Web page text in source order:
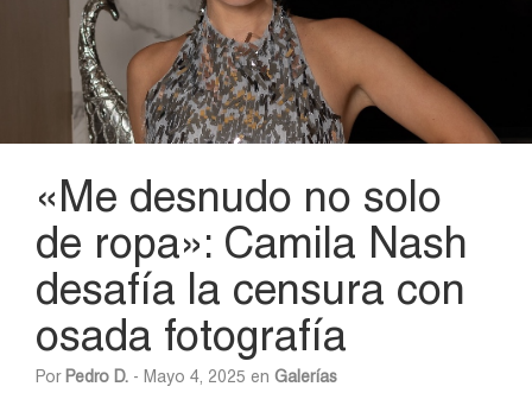
«Me desnudo no solo
de ropa»: Camila Nash
desafía la censura con
osada fotografía
Por Pedro D. - Mayo 4, 2025 en Galerías